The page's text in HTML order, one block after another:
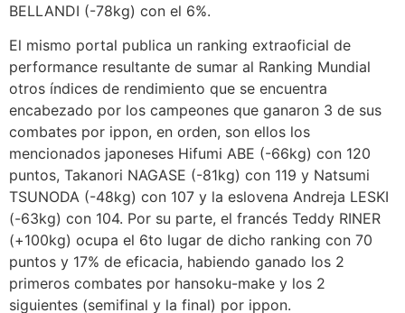
BELLANDI (-78kg) con el 6%.
El mismo portal publica un ranking extraoficial de
performance resultante de sumar al Ranking Mundial
otros índices de rendimiento que se encuentra
encabezado por los campeones que ganaron 3 de sus
combates por ippon, en orden, son ellos los
mencionados japoneses Hifumi ABE (-66kg) con 120
puntos, Takanori NAGASE (-81kg) con 119 y Natsumi
TSUNODA (-48kg) con 107 y la eslovena Andreja LESKI
(-63kg) con 104. Por su parte, el francés Teddy RINER
(+100kg) ocupa el 6to lugar de dicho ranking con 70
puntos y 17% de eficacia, habiendo ganado los 2
primeros combates por hansoku-make y los 2
siguientes (semifinal y la final) por ippon.